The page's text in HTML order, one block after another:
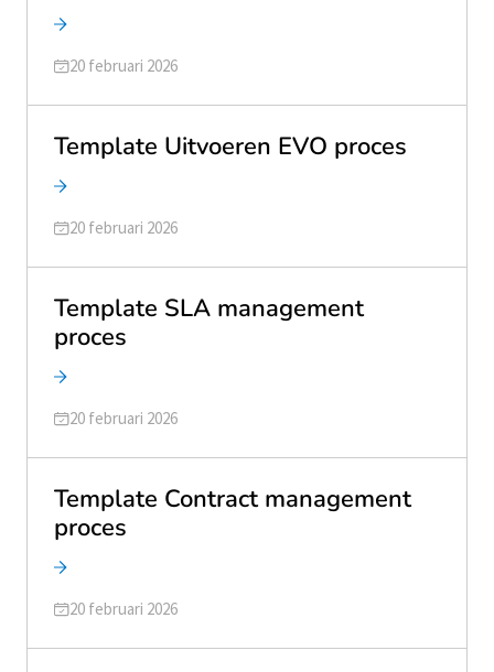
Geüpdatet op
20 februari 2026
Template Uitvoeren EVO proces
Geüpdatet op
20 februari 2026
Template SLA management
proces
Geüpdatet op
20 februari 2026
Template Contract management
proces
Geüpdatet op
20 februari 2026